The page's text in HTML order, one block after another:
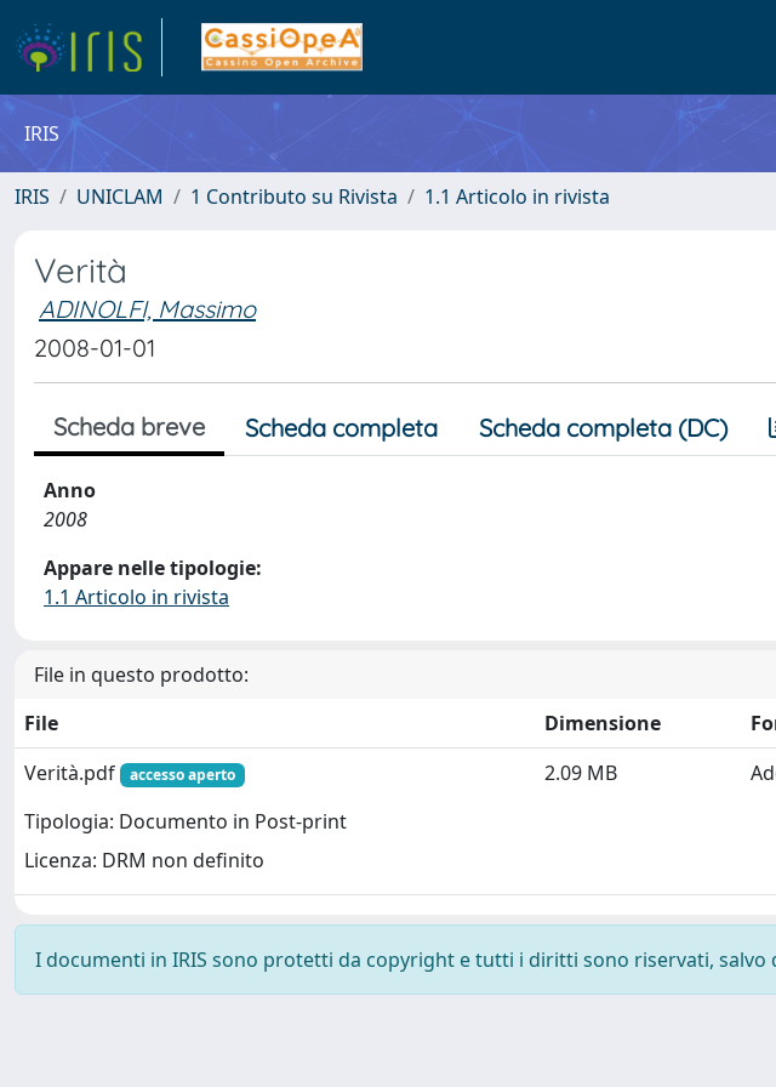
IRIS
IRIS UNICLAM 1 Contributo su Rivista 1.1 Articolo in rivista
Verità
ADINOLFI, Massimo
2008-01-01
Scheda breve Scheda completa Scheda completa (DC)
Anno
2008
Appare nelle tipologie:
1.1 Articolo in rivista
File in questo prodotto:
File
Dimensione
Verità.pdf
accesso aperto
Tipologia: Documento in Post-print
Licenza: DRM non definito
2.09 MB
I documenti in IRIS sono protetti da copyright e tutti i diritti sono riservati, salvo